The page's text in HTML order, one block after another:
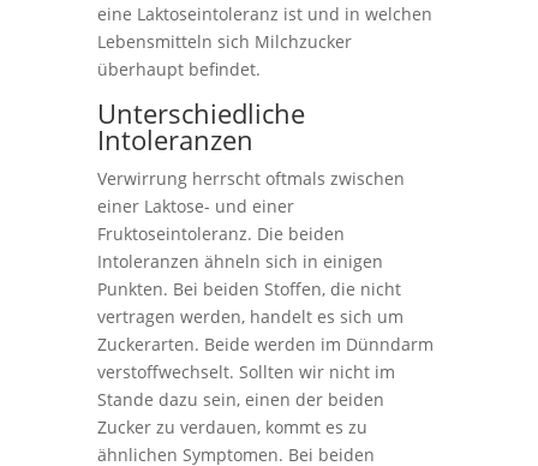
eine Laktoseintoleranz ist und in welchen
Lebensmitteln sich Milchzucker
überhaupt befindet.
Unterschiedliche
Intoleranzen
Verwirrung herrscht oftmals zwischen
einer Laktose- und einer
Fruktoseintoleranz. Die beiden
Intoleranzen ähneln sich in einigen
Punkten. Bei beiden Stoffen, die nicht
vertragen werden, handelt es sich um
Zuckerarten. Beide werden im Dünndarm
verstoffwechselt. Sollten wir nicht im
Stande dazu sein, einen der beiden
Zucker zu verdauen, kommt es zu
ähnlichen Symptomen. Bei beiden